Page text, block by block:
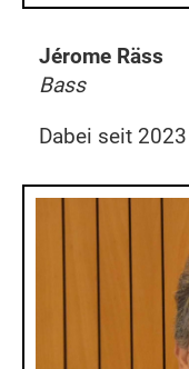
Jérome Räss
Bass
Dabei seit 2023